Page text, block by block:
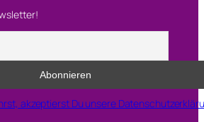
akzeptierst Du unsere